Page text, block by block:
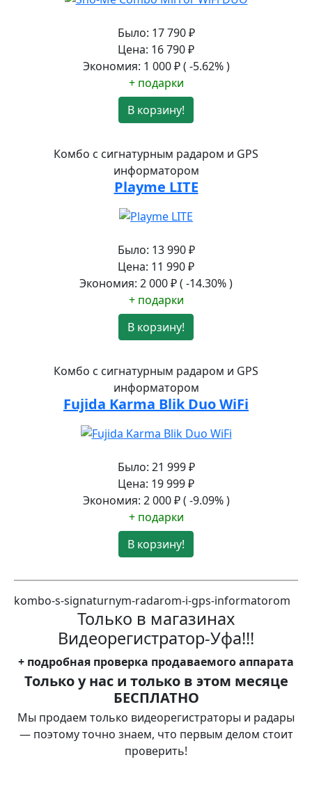
Было: 17 790 ₽
Цена: 16 790₽
Экономия: 1 000 ₽ ( -5.62% )
+ подарки
В корзину!
Комбо с сигнатурным радаром и GPS
информатором
Playme LITE
Было: 13 990 ₽
Цена: 11 990₽
Экономия: 2 000₽( -14.30% )
+ подарки
В корзину!
Комбо с сигнатурным радаром и GPS
информатором
Fujida Karma Blik Duo WiFi
Было: 21 999 ₽
Цена: 19 999₽
Экономия: 2 000 ₽ ( -9.09% )
+ подарки
В корзину!
kombo-s-signaturnym-radarom-i-gps-informatorom
Только в магазинах
Видеорегистратор-Уфа!!!
+ подробная проверка продаваемого аппарата
Только у нас и только в этом месяце
БЕСПЛАТНО
Мы продаем только видеорегистраторы и радары
— поэтому точно знаем, что первым делом стоит
проверить!